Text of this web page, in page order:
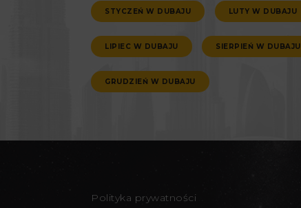
STYCZEŃ W DUBAJU LUTY W DUBAJU
LIPIEC W DUBAJU SIERPIEŃ W DUBAJU
GRUDZIEŃ W DUBAJU
Polityka prywatności